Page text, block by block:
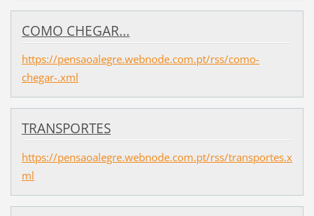
COMO CHEGAR...
https://pensaoalegre.webnode.com.pt/rss/como-
chegar-.xml
TRANSPORTES
https://pensaoalegre.webnode.com.pt/rss/transportes.x
ml